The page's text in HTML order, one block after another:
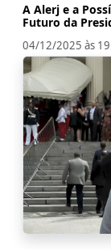
A Alerj e a
Futuro da
04/12/2025 às